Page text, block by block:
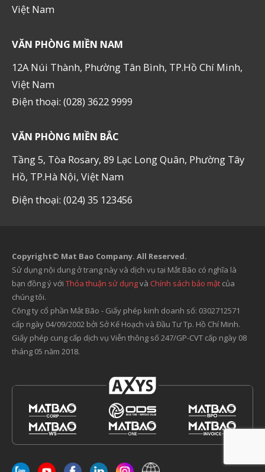
Việt Nam
VĂN PHÒNG MIỀN NAM
12A Núi Thành, Phường Tân Bình, TP.Hồ Chí Minh,
Việt Nam
Điện thoại: (028) 3622 9999
VĂN PHÒNG MIỀN BẮC
Tầng 5, Tòa Rosary, 89 Lạc Long Quân, Phường Tây
Hồ, TP.Hà Nội, Việt Nam
Điện thoại: (024) 35 123456
Copyright© Mat Bao Company. All Reserved.
Sử dụng nội dung ở trang này và dịch vụ tại Mắt Bão có nghĩa là
bạn đồng ý với Thỏa thuận sử dụngvà Chính sách bảo mật của
chúng tôi.
Công ty cổ phần Mắt Bão - Giấy phép kinh doanh số: 0302712571
cấp ngày 04/09/2002 bởi Sở Kế Hoạch và Đầu Tư Tp. Hồ Chí Minh.
Giấy phép cung cấp dịch vụ Viễn thông số 247/GP-CVT cấp ngày 08
tháng 05 năm 2018.